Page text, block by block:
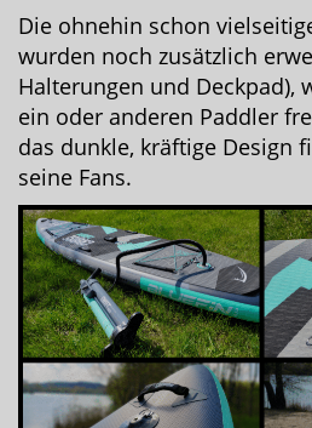
Die ohnehin schon
wurden noch zusätzlich
Halterungen und Deckpad),
ein oder anderen Paddler
das dunkle, kräftige Design
seine Fans.